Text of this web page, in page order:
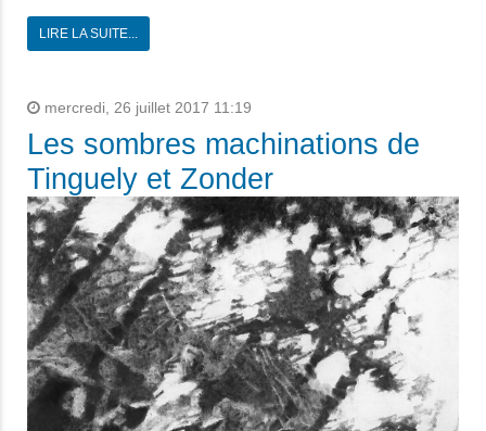
LIRE LA SUITE...
mercredi, 26 juillet 2017 11:19
Les sombres machinations de
Tinguely et Zonder